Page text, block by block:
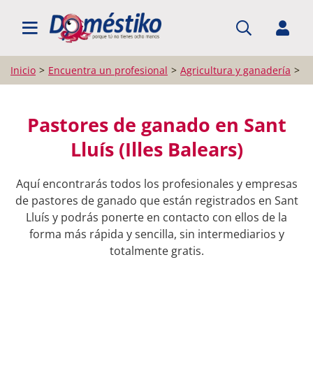
BUSCAR PROFESIONALES
Inicio Encuentra un profesional Agricultura y ganadería
Pastores de ganado en Sant
Lluís (Illes Balears)
Aquí encontrarás todos los profesionales y empresas
de pastores de ganado que están registrados en Sant
Lluís y podrás ponerte en contacto con ellos de la
forma más rápida y sencilla, sin intermediarios y
totalmente gratis.